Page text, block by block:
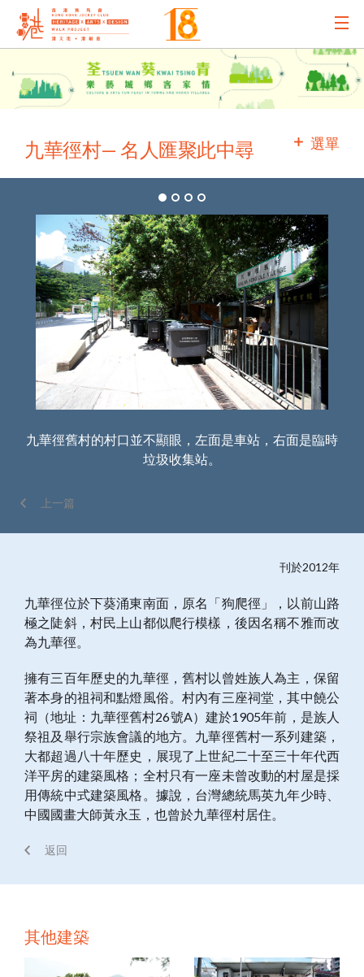
主辦機構
主要贊助
選單
九華徑村— 名人匯聚此中尋
九華徑舊村的村口並不顯眼，左面是車站，右面是臨時
垃圾收集站。
上一篇
刊於2012年
九華徑位於下葵涌東南面，原名「狗爬徑」，以前山路
極之陡斜，村民上山都似爬行模樣，後因名稱不雅而改
為九華徑。
擁有三百年歷史的九華徑，舊村以曾姓族人為主，保留
著本身的祖祠和點燈風俗。村內有三座祠堂，其中饒公
祠（地址：九華徑舊村26號A）建於1905年前，是族人
祭祖及舉行宗族會議的地方。九華徑舊村一系列建築，
大都超過八十年歷史，展現了上世紀二十至三十年代西
洋平房的建築風格；全村只有一座未曾改動的村屋是採
用傳統中式建築風格。據說，台灣總統馬英九年少時、
中國國畫大師黃永玉，也曾於九華徑村居住。
返回
其他建築